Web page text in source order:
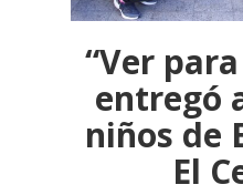
“Ver
entregó
niños de
El